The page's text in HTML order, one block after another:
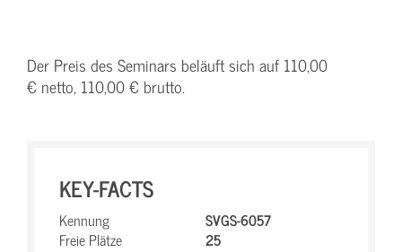
Der Preis des Seminars beläuft sich auf 110,00
€ netto, 110,00 € brutto.
KEY-FACTS
Kennung
SVGS-6057
Freie Plätze
25